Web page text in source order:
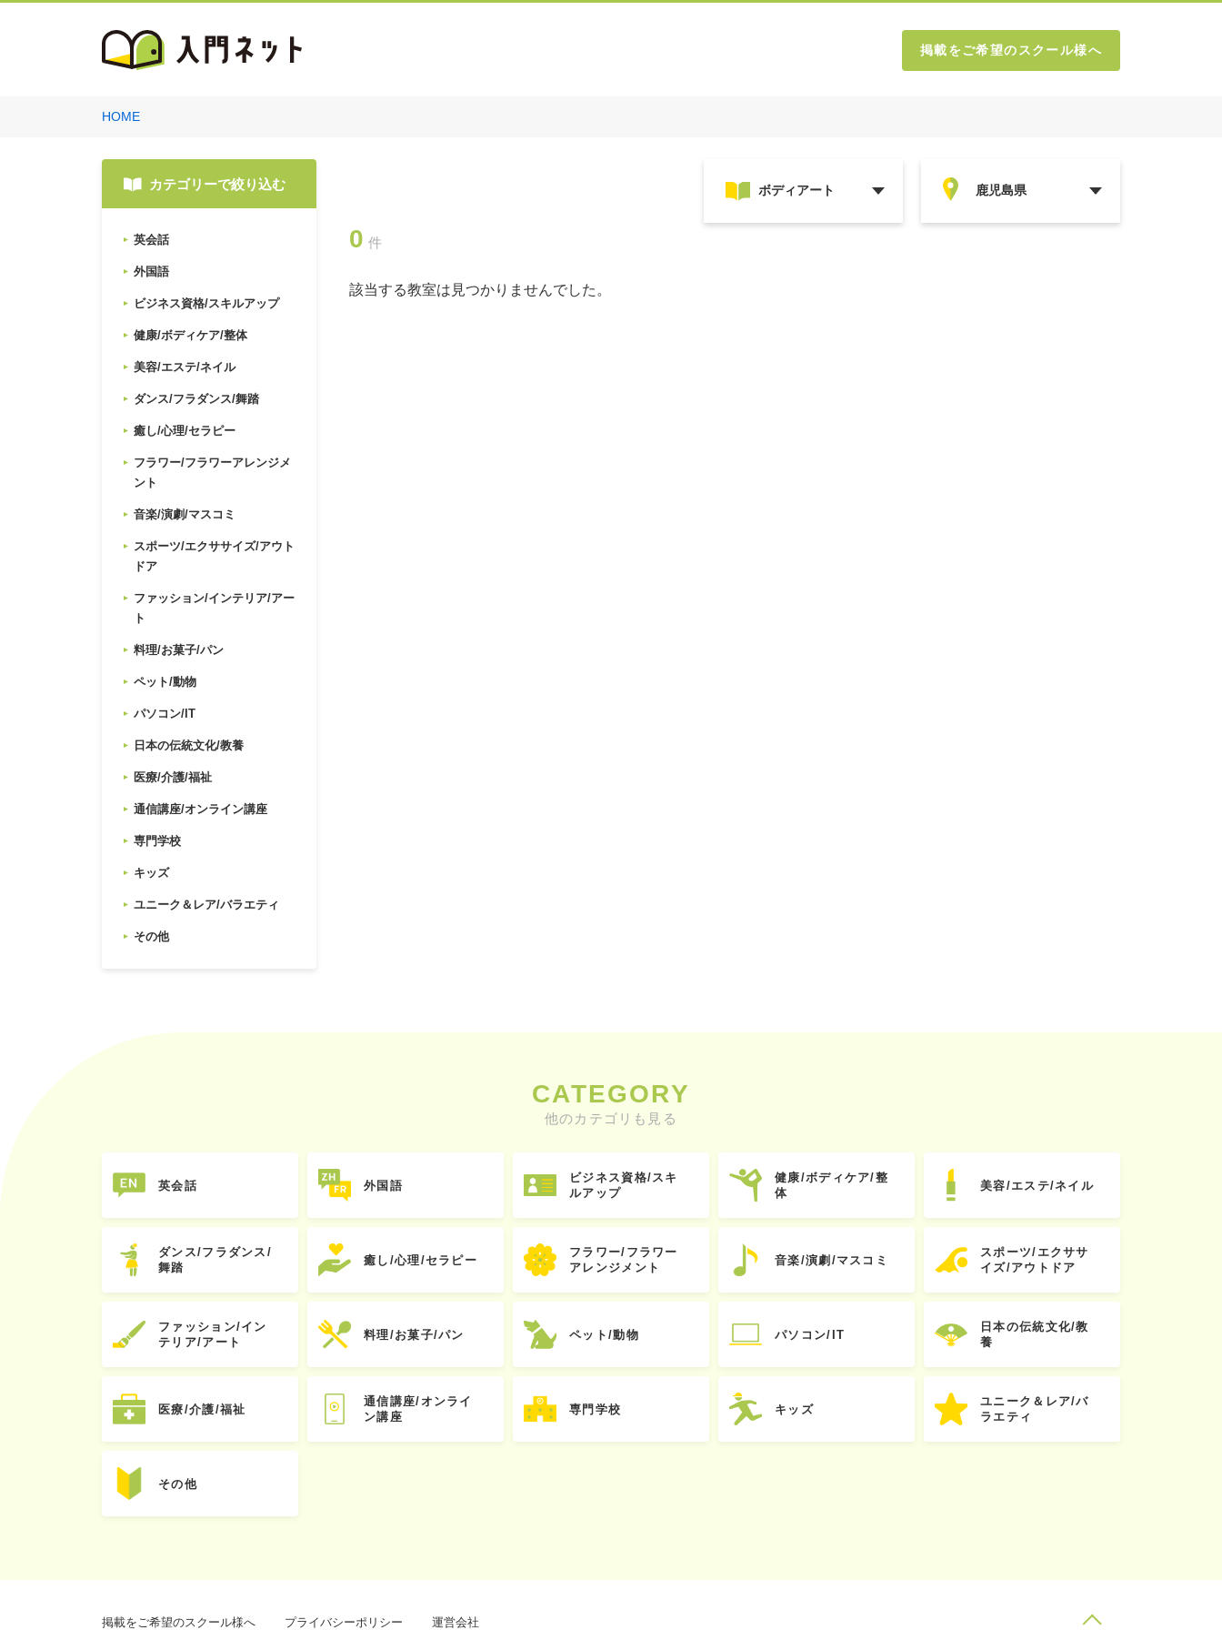
掲載をご希望のスクール様へ
HOME
カテゴリーで絞り込む
英会話
外国語
ビジネス資格/スキルアップ
健康/ボディケア/整体
美容/エステ/ネイル
ダンス/フラダンス/舞踏
癒し/心理/セラピー
フラワー/フラワーアレンジメ
ント
音楽/演劇/マスコミ
スポーツ/エクササイズ/アウト
ドア
ファッション/インテリア/アー
ト
料理/お菓子/パン
ペット/動物
パソコン/IT
日本の伝統文化/教養
医療/介護/福祉
通信講座/オンライン講座
専門学校
キッズ
ユニーク＆レア/バラエティ
その他
0 件
該当する教室は見つかりませんでした。
CATEGORY
他のカテゴリも見る
英会話 外国語
ビジネス資格/スキ
ルアップ
健康/ボディケア/整
体
美容/エステ/ネイル
ダンス/フラダンス/
舞踏
癒し/心理/セラピー
フラワー/フラワー
アレンジメント
音楽/演劇/マスコミ
スポーツ/エクササ
イズ/アウトドア
ファッション/イン
テリア/アート
料理/お菓子/パン ペット/動物 パソコン/IT
日本の伝統文化/教
養
医療/介護/福祉
通信講座/オンライ
ン講座
専門学校 キッズ
ユニーク＆レア/バ
ラエティ
その他
掲載をご希望のスクール様へ プライバシーポリシー 運営会社